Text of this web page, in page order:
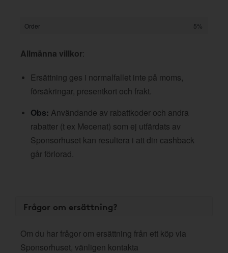
Order 5%
Allmänna villkor:
Ersättning ges i normalfallet inte på moms,
försäkringar, presentkort och frakt.
Obs: Användande av rabattkoder och andra
rabatter (t ex Mecenat) som ej utfärdats av
Sponsorhuset kan resultera i att din cashback
går förlorad.
Frågor om ersättning?
Om du har frågor om ersättning från ett köp via
Sponsorhuset, vänligen kontakta